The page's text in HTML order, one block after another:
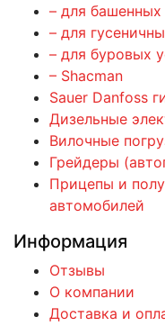
– для башенных
– для
– для буровых
– Shacman
Sauer Danfoss
Дизельные
Вилочные
Грейдеры
Прицепы и
автомобилей
Информация
Отзывы
О компании
Доставка и